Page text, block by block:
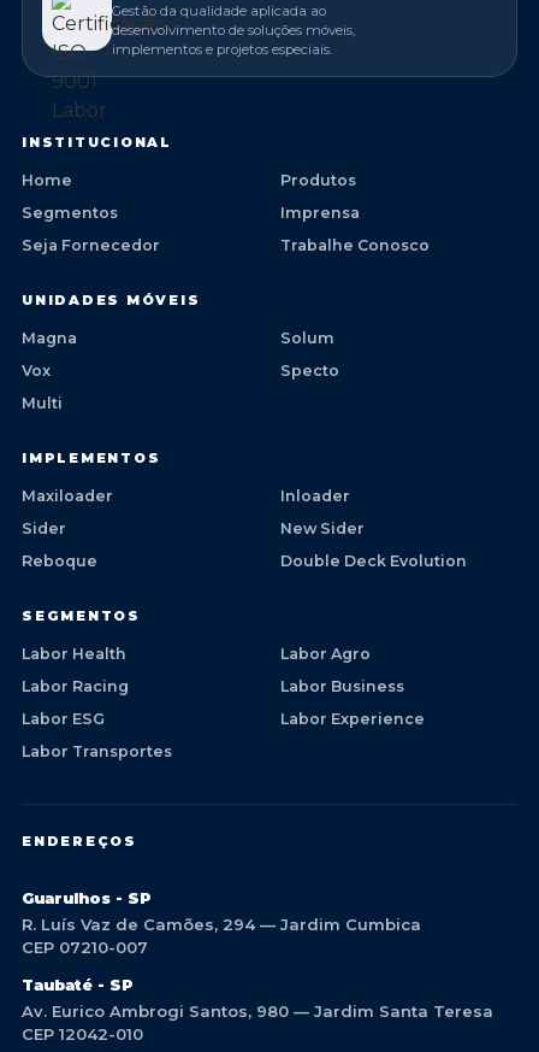
Gestão da qualidade aplicada ao
desenvolvimento de soluções móveis,
implementos e projetos especiais.
INSTITUCIONAL
Home
Produtos
Segmentos
Imprensa
Seja Fornecedor
Trabalhe Conosco
UNIDADES MÓVEIS
Magna
Solum
Vox
Specto
Multi
IMPLEMENTOS
Maxiloader
Inloader
Sider
New Sider
Reboque
Double Deck Evolution
SEGMENTOS
Labor Health
Labor Agro
Labor Racing
Labor Business
Labor ESG
Labor Experience
Labor Transportes
ENDEREÇOS
Guarulhos - SP
R. Luís Vaz de Camões, 294 — Jardim Cumbica
CEP 07210-007
Taubaté - SP
Av. Eurico Ambrogi Santos, 980 — Jardim Santa Teresa
CEP 12042-010